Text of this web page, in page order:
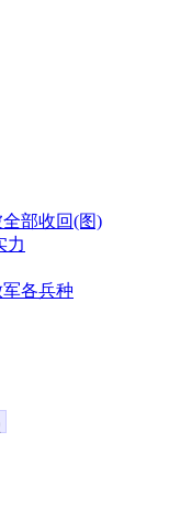
部收回(图)
力
各兵种